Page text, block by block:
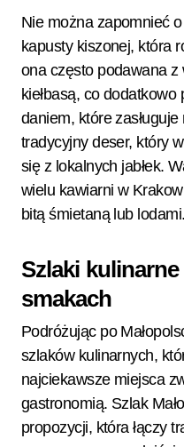
Nie można zapomnieć o
kapusty kiszonej, która
ona często podawana
kiełbasą, co
daniem, które
tradycyjny deser, który
się z lokalnych jabłek.
wielu kawiarni w
bitą śmietaną lub lodami.
Szlaki
smakach
Podróżując po
szlaków kulinarnych,
najciekawsze miejsca
gastronomią. Szlak
propozycji, która łączy